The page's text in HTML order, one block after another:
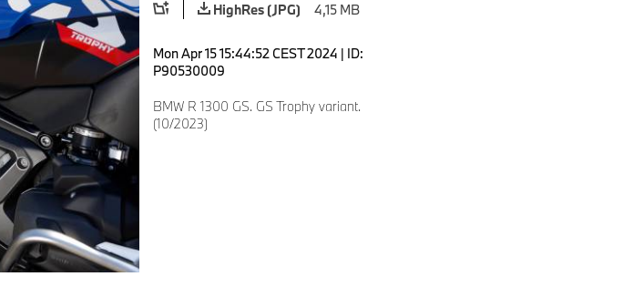
HighRes (JPG)
4,15 MB
Mon Apr 15 15:44:52 CEST 2024 | ID:
P90530009
BMW R 1300 GS. GS Trophy variant.
(10/2023)